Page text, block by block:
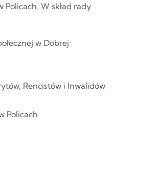
Policach. W skład rady
w Dobrej
Rencistów i Inwalidów
Policach